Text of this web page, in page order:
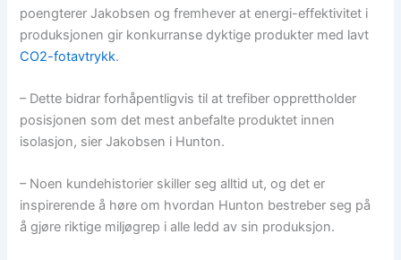
poengterer Jakobsen og fremhever at energi-effektivitet i
produksjonen gir konkurranse dyktige produkter med lavt
CO2-fotavtrykk.
– Dette bidrar forhåpentligvis til at trefiber opprettholder
posisjonen som det mest anbefalte produktet innen
isolasjon, sier Jakobsen i Hunton.
– Noen kundehistorier skiller seg alltid ut, og det er
inspirerende å høre om hvordan Hunton bestreber seg på
å gjøre riktige miljøgrep i alle ledd av sin produksjon.